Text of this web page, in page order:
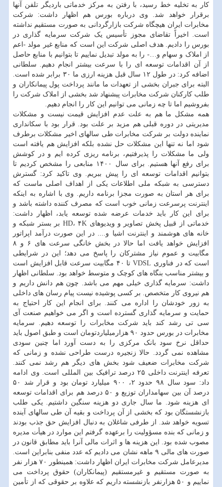
کار به تخلیه خط رسید، با رفتن به مرکز خدماتی باردیگر تلفن آنها
برقرار خواهد شد. وی درباره بورس هم اظهار داشت: شرکت
مخابرات ایران هیچگاه شرکت بازارگردانی به صورت مستقیم نداشته
است. اخیراً تقاضای مجوز تأسیس یک شرکت سرمایه گذاری در
بورس را دادیم. هدف اصلی شرکت این است که منابع غیر مولد -اعم
از املاک و سهام و…- را به مولد تبدیل نماییم تا بتوانیم با منابع حاصل
از آن اقدامات توسعه ای را با سرعت بیشتر انجام دهیم. سلطانی
اضافه کرد: در طول ۱۲ سال قبل هزینه ارزی ما ۳۰ برابر شده است.
البته برای جبران بخشی از تعهدات ما مانند پرداخت پول پیمانکاران و
طلب کارکنان شرکت مخابرات پیشنهاد شد بخشی از املاک شرکت را
بفروشیم اما تا چه زمانی می توانیم این کار را انجام دهیم.
همه مشکل ما هم به علت عدم افزایش قیمت نیست و مشکلات
مدیریتی در دوره قبلی هم مزید بر علت بود. قرار بود با سکانداری
نماینده دولت بر شرکت مخابرات طی سالهای اخیر مشکلات برطرف
شود اما نه تنها این مشکلات حل نشده بلکه افزایش هم یافته است
ولی ما مشکلات را پذیرفتیم، برنامه ریزی کرده ایم و در کوشش
برای رفع آنها هستیم. برای سال ۱۴۰۰ منابعی را مشخص کردیم تا
بتوانیم اقدامات توسعه ای را پیش ببریم. وی تاکید کرد: گسترش
دسترسی به شبکه ملی اطلاعات یکی از اهداف اصلی ماست که
برای هر استان به صورت مجزا برنامه داریم. وی با اشاره به اینکه
اینترنت پرسرعت زمانی خوب است که مصرف کننده داشته باشد و
برای این کار باید خدمات عرضه شده توسعه یابد، اظهار داشت:
خدماتی از قبیل پخش تصاویر و ویدیوهای HD، ۴K بر بستر شبکه و
خانه های هوشمند و اینترنت اشیا و.... در این صورت درآمد اپراتور
افزایش خواهد یافت اما حالا در بخش خانگی سرعت های ۶ و ۸
مگابیت و عموم نیاز مشترکان را پاسخ می دهد؛ این در شرایطی
است که در فناوری VDSL تا ۴۰ مگابیت سرعت قابل افزایش است
و بیشتر مناسب بنگاه های کوچک و متوسط خواهد بود. سلطانی اظهار
داشت: سرمایه گذاری خیلی مهم می باشد. چون هم دانش داریم و
هم نیروی کار متخصص. بر کسی پوشیده نیست پیام رسان های داخلی
به زور خودشان را اداره می کنند. برای انجام این کار احتیاج به
حمایت و سرمایه گذاری گسترده است و اگر می خواهیم صنعت آی
سی تی رشد کند باید شرکت مخابرات را توسعه دهیم. سرمایه
مخابرات در بورس حدود ۹۰ هزارمیلیاردتومان است و طبق اصول باید
حداقل نرخ سود بانک مرکزی را به دست آورد اما چنین سودی
مشاهده نمی گردد. حالا زنجیره درست طراحی نشده و زمانی که
شرکت مخابرات ضعیف شود بخش های دیگر هم رشد نمی کنند.
تعرفه اینترنت داخلی ۲۵ درصد ترافیک بین المللی است. وی ادامه
داد: سود سال ۹۸ حدود ۲، ۹۰۰ میلیارد تومان بود و قرار شد ۵۰
درصد آن بین سهامداران توزیع و ۵۰ درصد هم برای اقدامات توسعه
ای هزینه شود. ما سال جاری دو هزینه سنگین داشتیم. یکی طلب
بازنشستگان بود که بخشی از آن پرداخت و بقیه آن طی سالهای آینده
تسویه خواهد شد. از طرفی شاغلان به دنبال افزایش حق جذب بودند
و زمانی که بنده مسؤولیت را برعهده گرفتم این موارد در هیأت مدیره
مصوب شده بود. این هزینه ها و اثرات مالی آنرا باید مطابق قانون در
صورت های مالی ۹ ماهه نشان می دادیم که عدد منفی بنابراین است.
مدیرعامل شرکت مخابرات ایران اظهار داشت: همینطور ۷۰ هزار نفر
به صورت مستقیم و غیرمستقیم (پیمانکاران) حقوق پرداخت می
نماییم و ۵۰ هزارنفر بازنشسته داریم که علاوه بر حقوقی که از تأمین